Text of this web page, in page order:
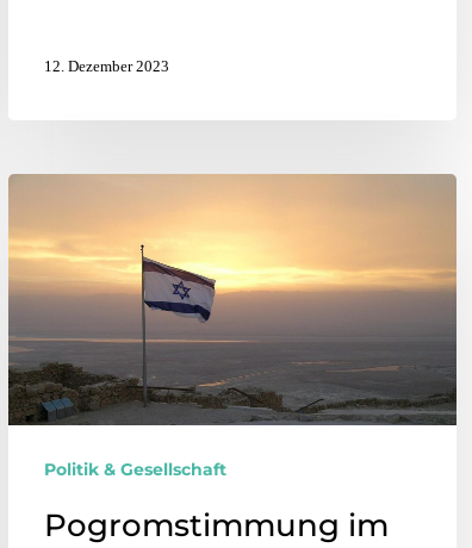
12. Dezember 2023
Politik & Gesellschaft
Pogromstimmung im